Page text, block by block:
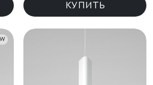
КУПИТЬ